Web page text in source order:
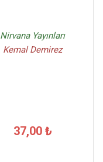
Nirvana Yayınları
Kemal Demirez
37,00 ₺